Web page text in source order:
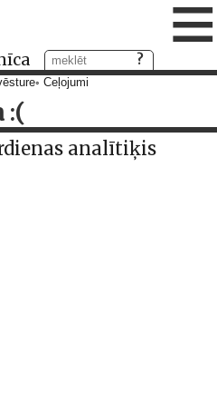
≡
Ceļojumi
:(
analītiķis